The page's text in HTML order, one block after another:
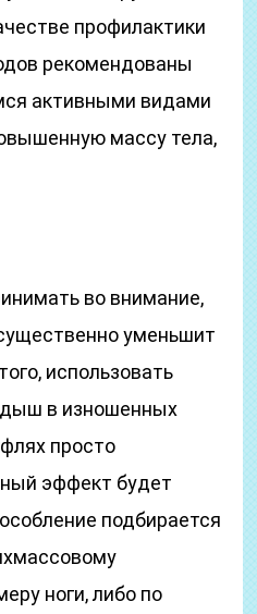
профилактики
рекомендованы
активными видами
массу тела,
во внимание,
уменьшит
использовать
в изношенных
просто
эффект будет
подбирается
ноги, либо по